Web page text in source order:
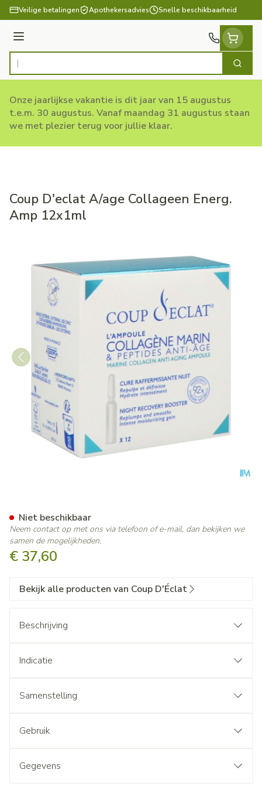
Ga naar de inhoud
Veilige betalingen Apothekersadvies Snelle beschikbaarheid
Menu
Product, merk, categorie... Zoek
Onze jaarlijkse vakantie is dit jaar van 15 augustus
t.e.m. 30 augustus. Vanaf maandag 31 augustus staan
we met plezier terug voor jullie klaar.
Coup D'eclat A/age Collageen Energ.
Amp 12x1ml
€ 37,60
Niet beschikbaar
Neem contact op met ons via telefoon of e-mail, dan bekijken we
samen de mogelijkheden.
Bekijk alle producten van Coup D'Éclat
Beschrijving
Indicatie
Samenstelling
Gebruik
Gegevens